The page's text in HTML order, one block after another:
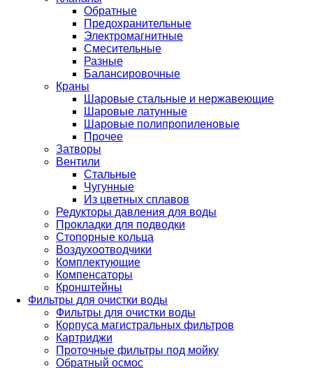
Обратные
Предохранительные
Электромагнитные
Смесительные
Разные
Балансировочные
Краны
Шаровые стальные и нержавеющие
Шаровые латунные
Шаровые полипропиленовые
Прочее
Затворы
Вентили
Стальные
Чугунные
Из цветных сплавов
Редукторы давления для воды
Прокладки для подводки
Стопорные кольца
Воздухоотводчики
Комплектующие
Компенсаторы
Кронштейны
Фильтры для очистки воды
Фильтры для очистки воды
Корпуса магистральных фильтров
Картриджи
Проточные фильтры под мойку
Обратный осмос